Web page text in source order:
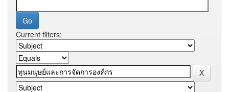
Current filters: